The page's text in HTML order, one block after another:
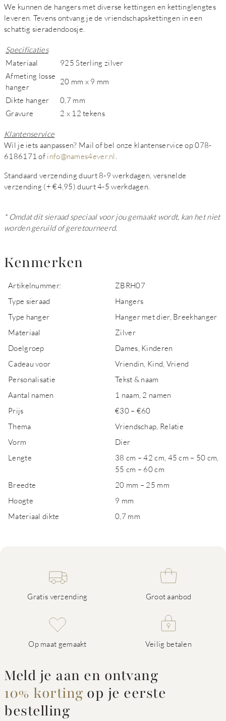
We kunnen de hangers met diverse kettingen en kettinglengtes
leveren. Tevens ontvang je de vriendschapskettingen in een
schattig sieradendoosje.
Specificaties
Materiaal
925 Sterling zilver
Afmeting losse
hanger
20 mm x 9 mm
Dikte hanger
0,7 mm
Gravure
2 x 12 tekens
Klantenservice
Wil je iets aanpassen? Mail of bel onze klantenservice op 078-
6186171 of info@names4ever.nl
Standaard verzending duurt 8-9 werkdagen, versnelde
verzending (+ €4,95) duurt 4-5 werkdagen.
* Omdat dit sieraad speciaal voor jou gemaakt wordt, kan het niet
worden geruild of geretourneerd.
Kenmerken
Artikelnummer:
ZBRH07
Type sieraad
Hangers
Type hanger
Hanger met dier, Breekhanger
Materiaal
Zilver
Doelgroep
Dames, Kinderen
Cadeau voor
Vriendin, Kind, Vriend
Personalisatie
Tekst & naam
Aantal namen
1 naam, 2 namen
Prijs
€30 – €60
Thema
Vriendschap, Relatie
Vorm
Dier
Lengte
38 cm – 42 cm, 45 cm – 50 cm,
55 cm – 60 cm
Breedte
20 mm – 25 mm
Hoogte
9 mm
Materiaal dikte
0,7 mm
Gratis verzending Groot aanbod
Op maat gemaakt Veilig betalen
Meld je aan en ontvang
10% korting op je eerste
bestelling